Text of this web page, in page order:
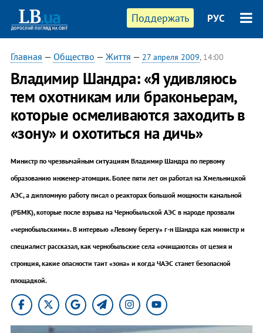
Поддержать РУС
Главная — Общество — Життя — 27 апреля 2009, 14:00
Владимир Шандра: «Я удивляюсь
тем охотникам или браконьерам,
которые осмеливаются заходить в
«зону» и охотиться на дичь»
Министр по чрезвычайным ситуациям Владимир Шандра по первому
образованию инженер-атомщик. Более пяти лет он работал на Хмельницкой
АЭС, а дипломную работу писал о реакторах большой мощности канальной
(РБМК), которые после взрыва на Чернобыльской АЭС в народе прозвали
«чернобыльскими». В интервью «Левому берегу» г-н Шандра как министр и
специалист рассказал, как чернобыльские села «очищаются» от цезия и
стронция, какие опасности таит «зона» и когда ЧАЭС станет безопасной
площадкой.